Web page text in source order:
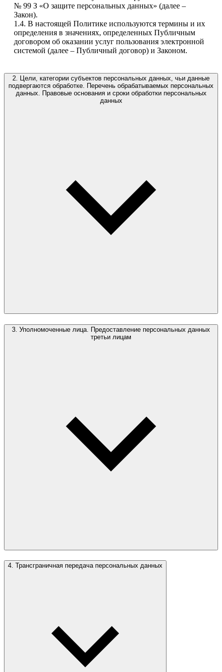
№ 99 З «О защите персональных данных» (далее –
Закон).
1.4. В настоящей Политике используются термины и их
определения в значениях, определенных Публичным
договором об оказании услуг пользования электронной
2. Цели, категории субъектов персональных данных, чьи данные
подвергаются обработке. Перечень обрабатываемых персональных
данных. Правовые основания и сроки обработки персональных
данных
3. Уполномоченные лица. Предоставление персональных данных
третьи лицам
4. Трансграничная передача персональных данных